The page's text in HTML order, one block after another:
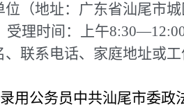
（地址：广东省汕尾市
受理时间：上午
联系电话、家庭地址或工
用公务员中共汕尾市委政